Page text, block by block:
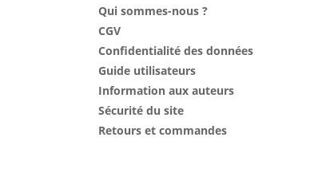
Qui sommes-nous ?
CGV
Confidentialité des données
Guide utilisateurs
Information aux auteurs
Sécurité du site
Retours et commandes